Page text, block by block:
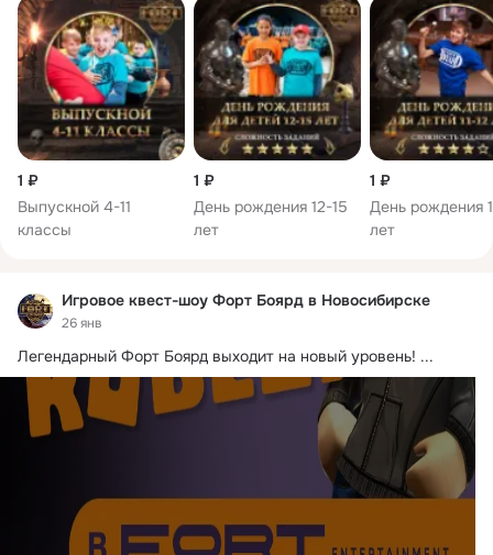
1 ₽
Выпускной 4-11
классы
1 ₽
День рождения 12-15
лет
1 ₽
День рождения
лет
Игровое квест-шоу Форт Боярд в Новосибирске
26 янв
Легендарный Форт Боярд выходит на новый уровень! ...
проведения мероприятия: познакомим с командой проекта,
покажем площадку и реквизит.
Рассчитайте стоимость дня рождения + получите
ГАРАНТИРОВАННЫЙ ПОДАРОК https://goo.su/xMU85VE